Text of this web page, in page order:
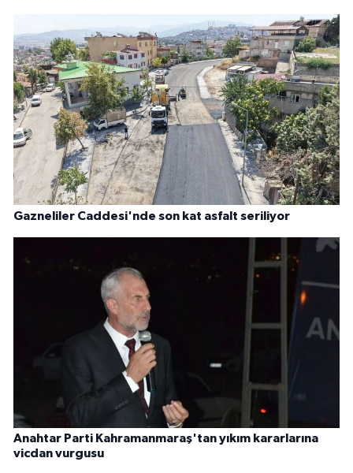
Gazneliler Caddesi'nde son kat asfalt seriliyor
Anahtar Parti Kahramanmaraş'tan yıkım kararlarına
vicdan vurgusu